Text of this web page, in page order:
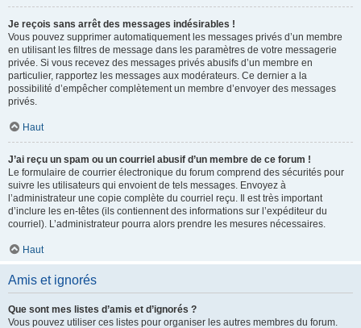
Je reçois sans arrêt des messages indésirables !
Vous pouvez supprimer automatiquement les messages privés d’un membre
en utilisant les filtres de message dans les paramètres de votre messagerie
privée. Si vous recevez des messages privés abusifs d’un membre en
particulier, rapportez les messages aux modérateurs. Ce dernier a la
possibilité d’empêcher complètement un membre d’envoyer des messages
privés.
Haut
J’ai reçu un spam ou un courriel abusif d’un membre de ce forum !
Le formulaire de courrier électronique du forum comprend des sécurités pour
suivre les utilisateurs qui envoient de tels messages. Envoyez à
l’administrateur une copie complète du courriel reçu. Il est très important
d’inclure les en-têtes (ils contiennent des informations sur l’expéditeur du
courriel). L’administrateur pourra alors prendre les mesures nécessaires.
Haut
Amis et ignorés
Que sont mes listes d’amis et d’ignorés ?
Vous pouvez utiliser ces listes pour organiser les autres membres du forum.